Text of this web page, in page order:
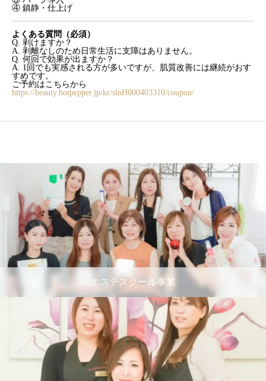
④ 鎮静・仕上げ
よくある質問（必須）
Q. 剥けますか？
A. 剥離なしのため日常生活に支障はありません。
Q. 何回で効果が出ますか？
A. 1回でも実感される方が多いですが、肌質改善には継続がおす
すめです。
ご予約はこちらから
https://beauty.hotpepper.jp/kr/slnH000403310/coupon/
エステスクール事業